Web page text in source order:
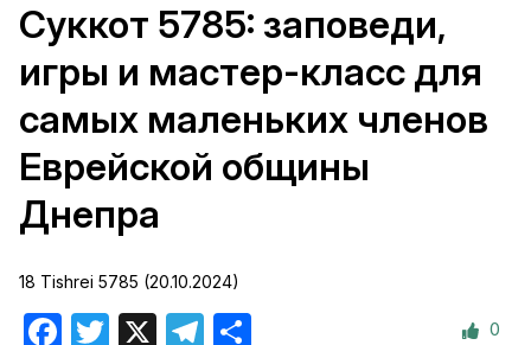
Суккот 5785: заповеди,
игры и мастер-класс для
самых маленьких членов
Еврейской общины
Днепра
18 Tishrei 5785 (20.10.2024)
Facebook
Twitter Telegram 0